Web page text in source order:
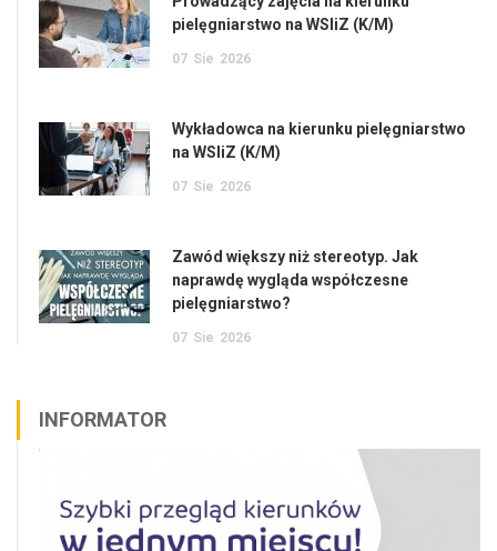
pielęgniarstwo na WSIiZ (K/M)
07 Sie 2026
Wykładowca na kierunku pielęgniarstwo
na WSIiZ (K/M)
07 Sie 2026
Zawód większy niż stereotyp. Jak
naprawdę wygląda współczesne
pielęgniarstwo?
07 Sie 2026
INFORMATOR